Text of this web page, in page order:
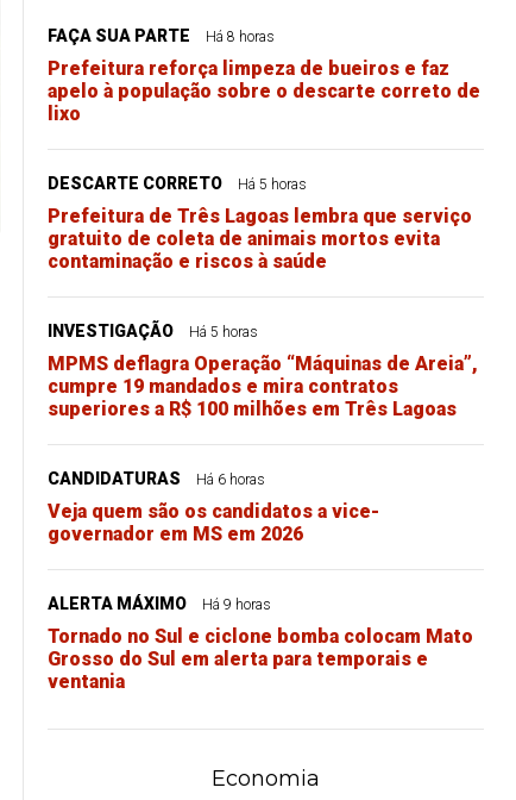
FAÇA SUA PARTE Há 8 horas
Prefeitura reforça limpeza de bueiros e faz
apelo à população sobre o descarte correto de
lixo
DESCARTE CORRETO Há 5 horas
Prefeitura de Três Lagoas lembra que serviço
gratuito de coleta de animais mortos evita
contaminação e riscos à saúde
INVESTIGAÇÃO Há 5 horas
MPMS deflagra Operação “Máquinas de Areia”,
cumpre 19 mandados e mira contratos
superiores a R$ 100 milhões em Três Lagoas
CANDIDATURAS Há 6 horas
Veja quem são os candidatos a vice-
governador em MS em 2026
ALERTA MÁXIMO Há 9 horas
Tornado no Sul e ciclone bomba colocam Mato
Grosso do Sul em alerta para temporais e
ventania
Economia